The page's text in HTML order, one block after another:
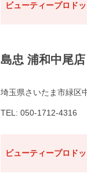
ビューティープロド
島忠 浦和中尾店
埼玉県さいたま市緑区
TEL: 050-1712-4316
ビューティープロド